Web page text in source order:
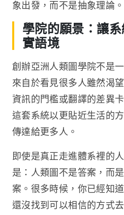
象出發，而不是抽象理論。
學院的願景：讓
實語境
創辦亞洲人類圖學院不是
來自於看見很多人雖然渴
資訊的門檻或翻譯的差異
這套系統以更貼近生活的
傳達給更多人。
即使是真正走進體系裡的
是：人類圖不是答案，而
案。很多時候，你已經知
還沒找到可以相信的方式